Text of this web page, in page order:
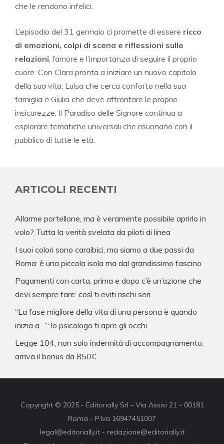
che le rendono infelici.
L’episodio del 31 gennaio ci promette di essere ricco
di emozioni, colpi di scena e riflessioni sulle
relazioni , l’amore e l’importanza di seguire il proprio
cuore. Con Clara pronta a iniziare un nuovo capitolo
della sua vita, Luisa che cerca conforto nella sua
famiglia e Giulia che deve affrontare le proprie
insicurezze, Il Paradiso delle Signore continua a
esplorare tematiche universali che risuonano con il
pubblico di tutte le età.
ARTICOLI RECENTI
Allarme portellone, ma è veramente possibile aprirlo in
volo? Tutta la verità svelata da piloti di linea
I suoi colori sono caraibici, ma siamo a due passi da
Roma: è una piccola isola ma dal grandissimo fascino
Pagamenti con carta, prima e dopo c’è un’azione che
devi sempre fare: così ti eviti rischi seri
“La fase migliore della vita di una persona è quando
inizia a…”: lo psicologo ti apre gli occhi
Legge 104, non solo indennità di accompagnamento:
arriva il bonus da 850€
Copyright © 2025 - Editorially Srl - Via Assisi 21 - 00181
Roma - P.Iva 16947451007
legal@editorially.it - redazione@editorially.it